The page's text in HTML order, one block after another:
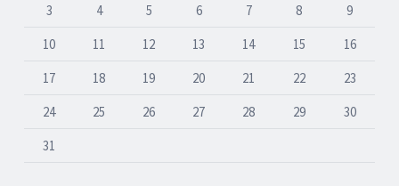
3
4 5 6 7 8
9
10
11 12 13 14 15
16
17
18 19 20 21 22
23
24
25 26 27 28 29
30
31